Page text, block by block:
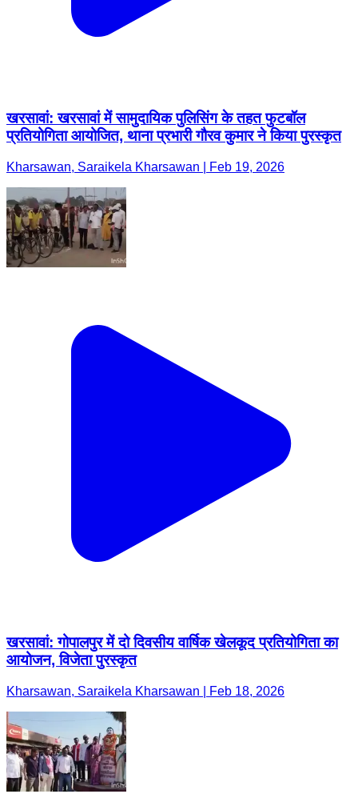
खरसावां: खरसावां में सामुदायिक पुलिसिंग के तहत फुटबॉल
प्रतियोगिता आयोजित, थाना प्रभारी गौरव कुमार ने किया पुरस्कृत
Kharsawan, Saraikela Kharsawan | Feb 19, 2026
खरसावां: गोपालपुर में दो दिवसीय वार्षिक खेलकूद प्रतियोगिता का
आयोजन, विजेता पुरस्कृत
Kharsawan, Saraikela Kharsawan | Feb 18, 2026